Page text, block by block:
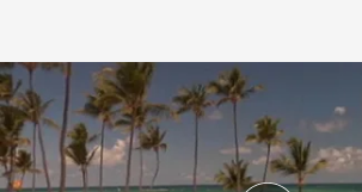
El color azul de sus aguas y el blanco de su arena
República Dominicana en un lugar único en el
cuatro.com
03 AGO 2024 - 12:10h.